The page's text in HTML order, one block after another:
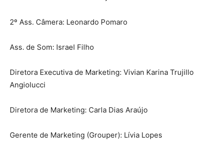
2º Ass. Câmera: Leonardo Pomaro
Ass. de Som: Israel Filho
Diretora Executiva de Marketing: Vivian Karina Trujillo
Angiolucci
Diretora de Marketing: Carla Dias Araújo
Gerente de Marketing (Grouper): Lívia Lopes